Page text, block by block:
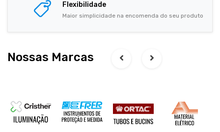
Flexibilidade
Maior simplicidade na encomenda do seu produto
Nossas Marcas